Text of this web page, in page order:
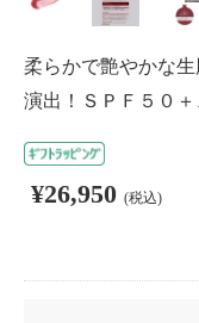
柔らかで艶やかな
演出！ＳＰＦ５０＋
¥26,950 (税込)